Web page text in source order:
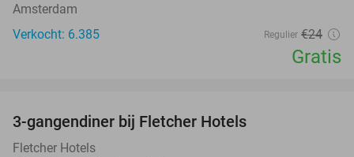
Amsterdam
Verkocht: 6.385
Regulier €24
Gratis
3-gangendiner bij Fletcher Hotels
Fletcher Hotels